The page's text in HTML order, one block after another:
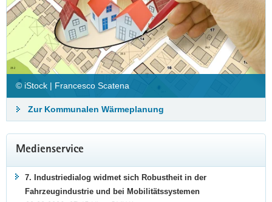
© iStock | Francesco Scatena
Zur Kommunalen Wärmeplanung
Medienservice
7. Industriedialog widmet sich Robustheit in der
Fahrzeugindustrie und bei Mobilitätssystemen